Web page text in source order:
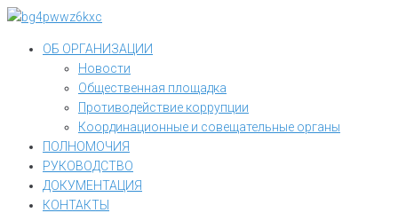
Перейти
контентуОБ ОРГАНИЗАЦИИ
Новости
Общественная площадка
Противодействие коррупции
Координационные и совещательные органы
ПОЛНОМОЧИЯ
РУКОВОДСТВО
ДОКУМЕНТАЦИЯ
КОНТАКТЫ